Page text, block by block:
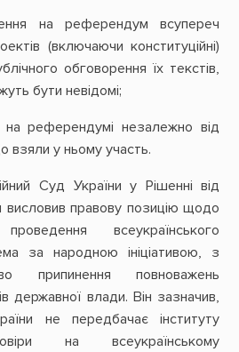
на референдум всупереч
(включаючи конституційні)
обговорення їх текстів,
бути невідомі;
на референдумі незалежно від
взяли у ньому участь.
Суд України у Рішенні від
правову позицію щодо
проведення всеукраїнського
за народною ініціативою, з
припинення повноважень
державної влади. Він зазначив,
не передбачає інституту
на всеукраїнському